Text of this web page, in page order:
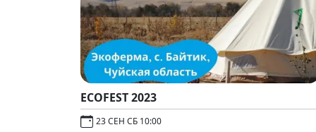
ECOFEST 2023
23 СЕН СБ 10:00